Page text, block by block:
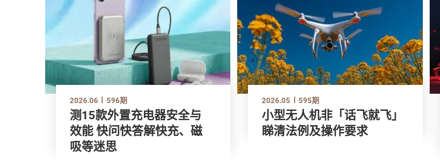
2026.06 596期
测15款外置充电器安全与
效能 快问快答解快充、磁
吸等迷思
2026.05 595期
小型无人机非「话飞就飞」
睇清法例及操作要求